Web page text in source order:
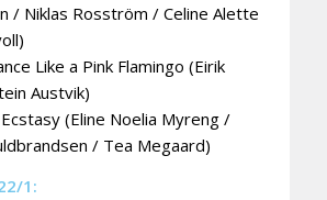
/ Niklas Rosström / Celine Alette
Like a Pink Flamingo (Eirik
Austvik)
(Eline Noelia Myreng /
/ Tea Megaard)
1: